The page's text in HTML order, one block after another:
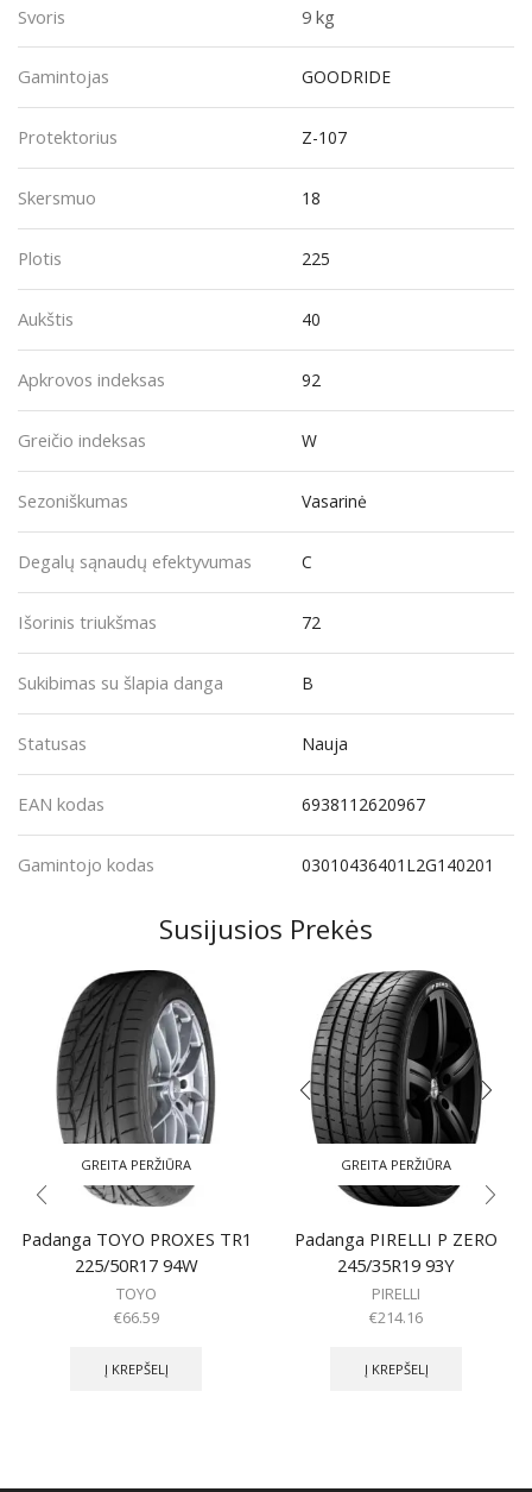
Svoris 9 kg
Gamintojas GOODRIDE
Protektorius Z-107
Skersmuo 18
Plotis 225
Aukštis 40
Apkrovos indeksas 92
Greičio indeksas W
Sezoniškumas Vasarinė
Degalų sąnaudų efektyvumas C
Išorinis triukšmas 72
Sukibimas su šlapia danga B
Statusas Nauja
EAN kodas 6938112620967
Gamintojo kodas 03010436401L2G140201
Susijusios Prekės
GREITA PERŽIŪRA
Padanga TOYO PROXES TR1
225/50R17 94W
TOYO
€66.59
Į KREPŠELĮ
GREITA PERŽIŪRA
Padanga PIRELLI P ZERO
245/35R19 93Y
PIRELLI
€214.16
Į KREPŠELĮ